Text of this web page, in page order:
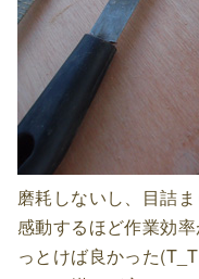
磨耗しないし、目詰
感動するほど作業効
っとけば良かった(T_T